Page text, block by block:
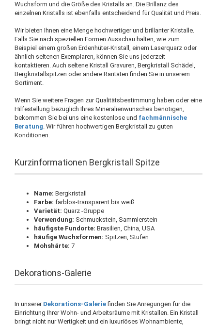
Wuchsform und die Größe des Kristalls an. Die Brillanz des
einzelnen Kristalls ist ebenfalls entscheidend für Qualität und Preis.
Wir bieten Ihnen eine Menge hochwertiger und brillanter Kristalle.
Falls Sie nach speziellen Formen Ausschau halten, wie zum
Beispiel einem großen Erdenhüter-Kristall, einem Laserquarz oder
ähnlich seltenen Exemplaren, können Sie uns jederzeit
kontaktieren. Auch seltene Kristall Gravuren, Bergkristall Schädel,
Bergkristallspitzen oder andere Raritäten finden Sie in unserem
Sortiment.
Wenn Sie weitere Fragen zur Qualitätsbestimmung haben oder eine
Hilfestellung bezüglich Ihres Mineralienwunsches benötigen,
bekommen Sie bei uns eine kostenlose und fachmännische
Beratung. Wir führen hochwertigen Bergkristall zu guten
Konditionen.
Kurzinformationen Bergkristall Spitze
Name: Bergkristall
Farbe: farblos-transparent bis weiß
Varietät: Quarz -Gruppe
Verwendung: Schmuckstein, Sammlerstein
häufigste Fundorte: Brasilien, China, USA
häufige Wuchsformen: Spitzen, Stufen
Mohshärte: 7
Dekorations-Galerie
In unserer Dekorations-Galeriefinden Sie Anregungen für die
Einrichtung Ihrer Wohn- und Arbeitsräume mit Kristallen. Ein Kristall
bringt nicht nur Wertigkeit und ein luxuriöses Wohnambiente,